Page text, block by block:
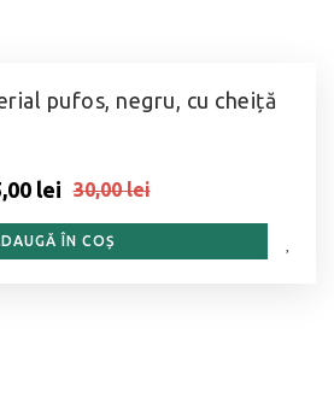
pufos, negru, cu cheiță
lei 30,00 lei
ÎN COȘ